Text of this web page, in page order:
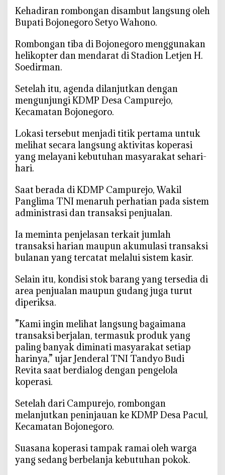
P
a
i
a
n
K
e
i
a
p
K
o
p
r
a
s
M
e
h
P
u
t
i
‎Kehadiran rombongan disambut langsung oleh
Bupati Bojonegoro Setyo Wahono.
‎Rombongan tiba di Bojonegoro menggunakan
helikopter dan mendarat di Stadion Letjen H.
Soedirman.
‎Setelah itu, agenda dilanjutkan dengan
mengunjungi KDMP Desa Campurejo,
Kecamatan Bojonegoro.
‎Lokasi tersebut menjadi titik pertama untuk
melihat secara langsung aktivitas koperasi
yang melayani kebutuhan masyarakat sehari-
hari.
‎Saat berada di KDMP Campurejo, Wakil
Panglima TNI menaruh perhatian pada sistem
administrasi dan transaksi penjualan.
‎Ia meminta penjelasan terkait jumlah
transaksi harian maupun akumulasi transaksi
bulanan yang tercatat melalui sistem kasir.
‎Selain itu, kondisi stok barang yang tersedia di
area penjualan maupun gudang juga turut
diperiksa.
‎”Kami ingin melihat langsung bagaimana
transaksi berjalan, termasuk produk yang
paling banyak diminati masyarakat setiap
harinya,” ujar Jenderal TNI Tandyo Budi
Revita saat berdialog dengan pengelola
koperasi.
‎Setelah dari Campurejo, rombongan
melanjutkan peninjauan ke KDMP Desa Pacul,
Kecamatan Bojonegoro.
‎Suasana koperasi tampak ramai oleh warga
yang sedang berbelanja kebutuhan pokok.